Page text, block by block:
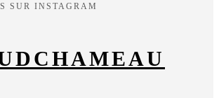
SUR INSTAGRAM